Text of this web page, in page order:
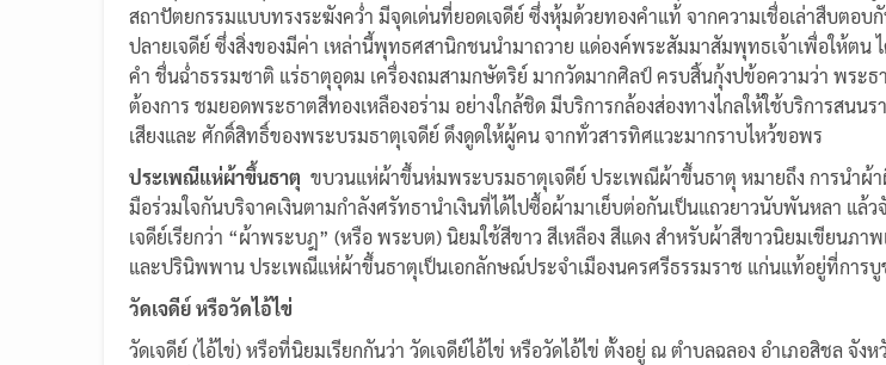
สถาปัตยกรรมแบบทรงระฆังคว่ำ มีจุดเด่นที่ยอดเจดีย์ ซึ่งหุ้มด้วยทองคำแท้ จากความเชื่อเล่าสืบต
ปลายเจดีย์ ซึ่งสิ่งของมีค่า เหล่านี้พุทธศสานิกชนนำมาถวาย แด่องค์พระสัมมาสัมพุทธเจ้าเพื่อให้ต
คำ ชื่นฉ่ำธรรมชาติ แร่ธาตุอุดม เครื่องถมสามกษัตริย์ มากวัดมากศิลป์ ครบสิ้นกุ้งปข้อความว่า พระ
ต้องการ ชมยอดพระธาตสีทองเหลืองอร่าม อย่างใกล้ชิด มีบริการกล้องส่องทางไกลให้ใช้บริการสน
เสียงและ ศักดิ์สิทธิ์ของพระบรมธาตุเจดีย์ ดึงดูดให้ผู้คน จากทั่วสารทิศแวะมากราบไหว้ขอพร
ประเพณีแห่ผ้าขึ้นธาตุ ขบวนแห่ผ้าขึ้นห่มพระบรมธาตุเจดีย์ ประเพณีผ้าขึ้นธาตุ หมายถึง การนำผ้
มือร่วมใจกันบริจาคเงินตามกำลังศรัทธานำเงินที่ได้ไปซื้อผ้ามาเย็บต่อกันเป็นแถวยาวนับพันหลา
เจดีย์เรียกว่า “ผ้าพระบฎ” (หรือ พระบต) นิยมใช้สีขาว สีเหลือง สีแดง สำหรับผ้าสีขาวนิยมเขียนภ
และปรินิพพาน ประเพณีแห่ผ้าขึ้นธาตุเป็นเอกลักษณ์ประจำเมืองนครศรีธรรมราช แก่นแท้อยู่ที่การ
วัดเจดีย์ หรือวัดไอ้ไข่
วัดเจดีย์ (ไอ้ไข่) หรือที่นิยมเรียกกันว่า วัดเจดีย์ไอ้ไข่ หรือวัดไอ้ไข่ ตั้งอยู่ ณ ตำบลฉลอง อำเภอสิชล จั